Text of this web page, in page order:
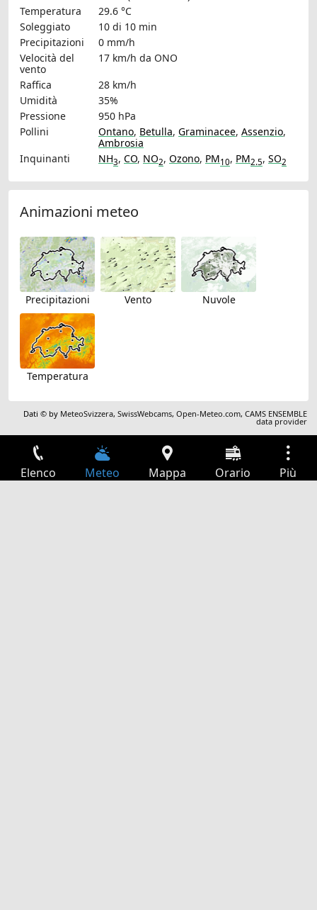
Temperatura
29.6 °C
Soleggiato
10 di 10 min
Precipitazioni
0 mm/h
Velocità del
vento
17 km/h da ONO
Raffica
28 km/h
Umidità
35%
Pressione
950 hPa
Pollini
Ontano, Betulla, Graminacee, Assenzio,
Ambrosia
Inquinanti
NH3, CO, NO2, Ozono, PM10, PM2.5, SO2
Animazioni meteo
Precipitazioni Vento Nuvole
Temperatura
Dati © by MeteoSvizzera,SwissWebcams,Open-Meteo.com,CAMS ENSEMBLE
data provider
Elenco Meteo Mappa Orario Più